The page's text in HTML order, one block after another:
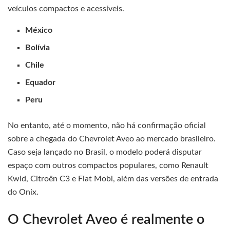
veículos compactos e acessíveis.
México
Bolívia
Chile
Equador
Peru
No entanto, até o momento, não há confirmação oficial
sobre a chegada do Chevrolet Aveo ao mercado brasileiro.
Caso seja lançado no Brasil, o modelo poderá disputar
espaço com outros compactos populares, como Renault
Kwid, Citroën C3 e Fiat Mobi, além das versões de entrada
do Onix.
O Chevrolet Aveo é realmente o